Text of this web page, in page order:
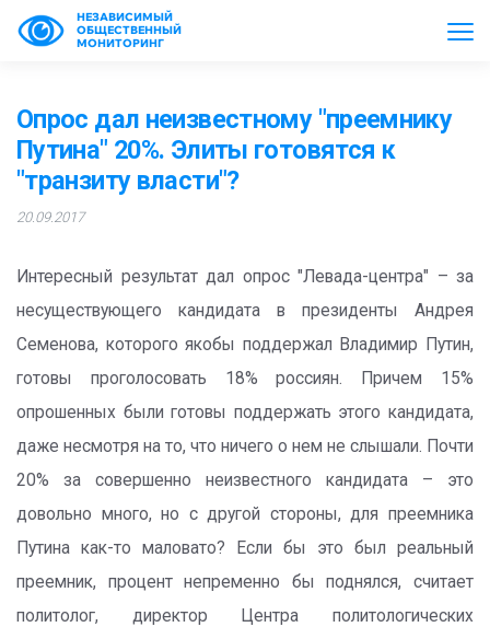
НЕЗАВИСИМЫЙ
ОБЩЕСТВЕННЫЙ
МОНИТОРИНГ
Опрос дал неизвестному "преемнику
Путина" 20%. Элиты готовятся к
"транзиту власти"?
20.09.2017
Интересный результат дал опрос "Левада-центра" – за
несуществующего кандидата в президенты Андрея
Семенова, которого якобы поддержал Владимир Путин,
готовы проголосовать 18% россиян. Причем 15%
опрошенных были готовы поддержать этого кандидата,
даже несмотря на то, что ничего о нем не слышали. Почти
20% за совершенно неизвестного кандидата – это
довольно много, но с другой стороны, для преемника
Путина как-то маловато? Если бы это был реальный
преемник, процент непременно бы поднялся, считает
политолог, директор Центра политологических